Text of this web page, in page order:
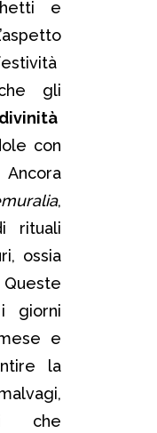
e
gli
divinità
con
,
rituali
ossia
giorni
e
la
che